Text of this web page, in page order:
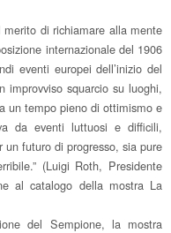
di richiamare alla mente
internazionale del 1906
eventi europei dell’inizio del
improvviso squarcio su luoghi,
un tempo pieno di ottimismo e
da eventi luttuosi e difficili,
un futuro di progresso, sia pure
(Luigi Roth, Presidente
al catalogo della mostra La
del Sempione, la mostra